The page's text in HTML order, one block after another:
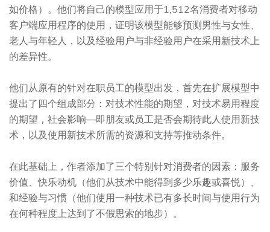
如价格）。他们将自己的模型应用于1,512名消费者对移动
客户端应用程序的使用，证明该模型能够预测男性与女性、
老人与年轻人，以及经验用户与非经验用户在采用新技术上
的差异性。
他们从原有的针对在职员工的模型出发，首先在扩展模型中
提出了四个组成部分：对技术性能的期望，对技术易用程度
的期望，社会影响—即朋友或员工是否会期待此人使用新技
术，以及使用新技术所需的资源和支持等推动条件。
在此基础上，作者添加了三个特别针对消费者的因素：服务
价值、快乐动机（他们从技术中能得到多少乐趣或喜悦）、
和经验与习惯（他们使用一种技术已有多长时间与使用行为
在何种程度上达到了不假思索的地步）。